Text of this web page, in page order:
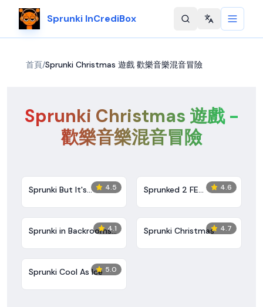
Sprunki InCrediBox Change
首頁/Sprunki Christmas 遊戲 歡樂音樂混音冒險
Sprunki Christmas 遊戲 -
歡樂音樂混音冒險
4.5
Sprunki But It's
4.6
Sprunked 2 FE
4.1
Sprunki in Backrooms
4.7
Sprunki Christmas
5.0
Sprunki Cool As Ice